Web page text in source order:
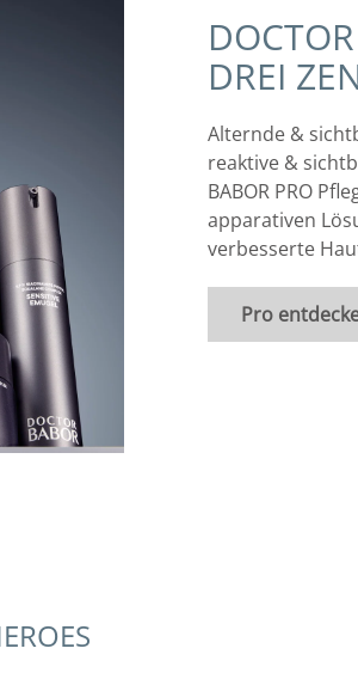
DREI
Alternde &
reaktive &
BABOR PRO
apparativen
verbesserte
Pro